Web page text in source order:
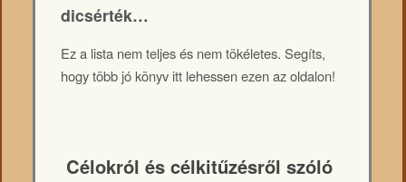
dicsérték…
Ez a lista nem teljes és nem tökéletes. Segíts,
hogy több jó könyv itt lehessen ezen az oldalon!
Célokról és célkitűzésről szóló